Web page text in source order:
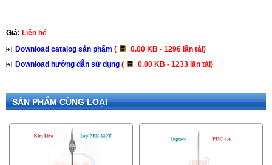
Giá: Liên hệ
Download catalog sản phẩm (
0.00 KB - 1296 lần tải)
Download hướng dẫn sử dụng ( 0.00 KB - 1233 lần tải)
SẢN PHẨM CÙNG LOẠI